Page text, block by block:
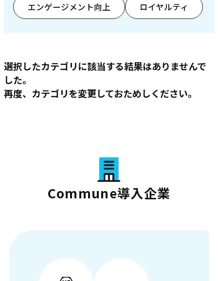
エンゲージメント向上 ロイヤルティ
選択したカテゴリに該当する結果はありませんで
した。
再度、カテゴリを変更しておためしください。
Commune導入企業